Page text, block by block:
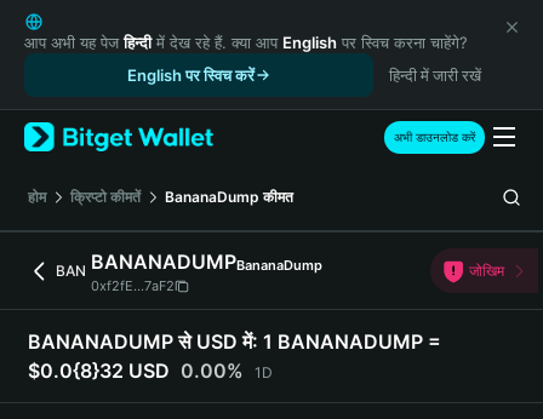
English
日本語
Русский
Español (Latinoamérica)
Türkçe
Italiano
简体中文
繁體中文
Português (Portugal)
Bahasa Indonesia
आप अभी यह पेजहिन्दीमें देख रहे हैं. क्या आप English पर स्विच करना चाहेंगे?
English पर स्विच करें
हिन्दी में जारी रखें
अभी डाउनलोड करें
होम क्रिप्टो कीमतें BananaDump कीमत
BAN BANANADUMPBananaDump
0xf2fE...7aF2
जोखिम
BANANADUMP से USD में: 1 BANANADUMP =
$0.0{8}32 USD 0.00% 1D